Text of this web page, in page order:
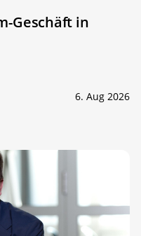
Geschäft in
6. Aug 2026